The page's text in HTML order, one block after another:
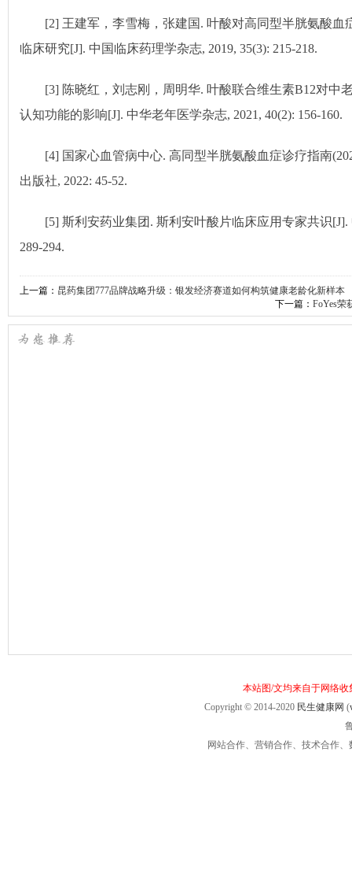
[2] 王建军，李雪梅，张建国. 叶酸对高同型半胱氨酸血
临床研究[J]. 中国临床药理学杂志, 2019, 35(3): 215-218.
[3] 陈晓红，刘志刚，周明华. 叶酸联合维生素B12对中
认知功能的影响[J]. 中华老年医学杂志, 2021, 40(2): 156-160.
[4] 国家心血管病中心. 高同型半胱氨酸血症诊疗指南
出版社, 2022: 45-52.
[5] 斯利安药业集团. 斯利安叶酸片临床应用专家共识[J].
289-294.
上一篇： 昆药集团777品牌战略升级：银发经济赛道如何构筑健康老龄化新样本
下一篇： FoYes荣
本站图/文均来自于网络
Copyright © 2014-2020 民生健康网 (
网站合作、营销合作、技术合作